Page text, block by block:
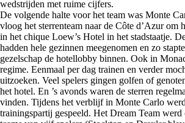
wedstrijden met ruime cijfers.
De volgende halte voor het team was Monte
vloog het sterrenteam naar de Côte d’Azur om
in het chique Loew’s Hotel in het stadstaatje.
hadden hele gezinnen meegenomen en zo
gezelschap de hotellobby binnen. Ook in
regime. Eenmaal per dag trainen en verder
uitzoeken. Veel spelers gingen golfen of
het hotel. En ’s avonds waren de sterren
vinden. Tijdens het verblijf in Monte Carlo
trainingspartij gespeeld. Het Dream Team